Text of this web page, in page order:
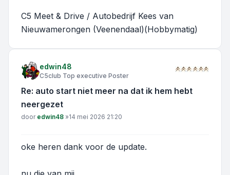
C5 Meet & Drive / Autobedrijf Kees van
Nieuwamerongen (Veenendaal)(Hobbymatig)
edwin48
C5club Top executive Poster
Re: auto start niet meer na dat ik hem hebt
neergezet
Bericht
door edwin48 »14 mei 2026 21:20
oke heren dank voor de update.